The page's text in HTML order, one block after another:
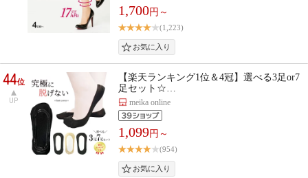
1,700円～
(1,223)
44位
UP
【楽天ランキング1位＆4冠】選べる3足or7
足セット☆…
meika online
1,099円～
(954)